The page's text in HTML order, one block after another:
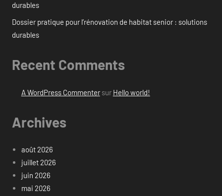
durables
Dossier pratique pour l’rénovation de habitat senior : solutions
durables
Recent Comments
A WordPress Commentersur Hello world!
Archives
août 2026
juillet 2026
juin 2026
mai 2026